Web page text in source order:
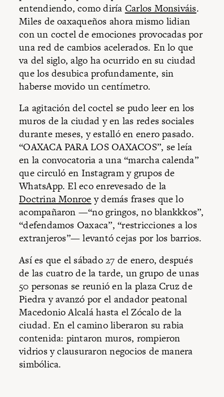
entendiendo, como diría Carlos Monsiváis.
Miles de oaxaqueños ahora mismo lidian
con un coctel de emociones provocadas por
una red de cambios acelerados. En lo que
va del siglo, algo ha ocurrido en su ciudad
que los desubica profundamente, sin
haberse movido un centímetro.
La agitación del coctel se pudo leer en los
muros de la ciudad y en las redes sociales
durante meses, y estalló en enero pasado.
“OAXACA PARA LOS OAXACOS”, se leía
en la convocatoria a una “marcha calenda”
que circuló en Instagram y grupos de
WhatsApp. El eco enrevesado de la
Doctrina Monroey demás frases que lo
acompañaron —“no gringos, no blankkkos”,
“defendamos Oaxaca”, “restricciones a los
extranjeros”— levantó cejas por los barrios.
Así es que el sábado 27 de enero, después
de las cuatro de la tarde, un grupo de unas
50 personas se reunió en la plaza Cruz de
Piedra y avanzó por el andador peatonal
Macedonio Alcalá hasta el Zócalo de la
ciudad. En el camino liberaron su rabia
contenida: pintaron muros, rompieron
vidrios y clausuraron negocios de manera
simbólica.